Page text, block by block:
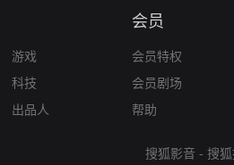
游戏
科技
出品人
会员
会员特权
会员剧场
帮助
搜狐影音 - 搜